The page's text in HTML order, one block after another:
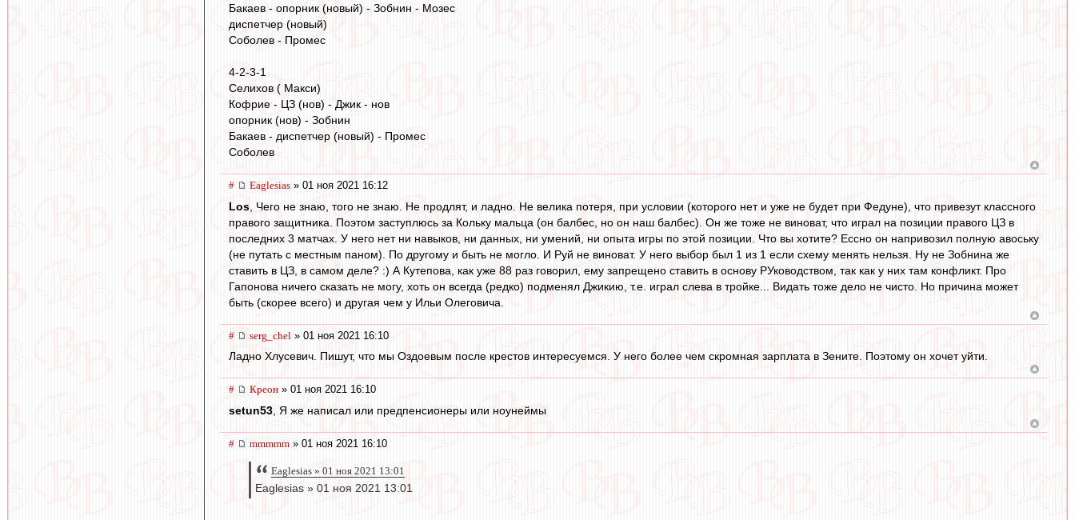
Бакаев - опорник (новый) - Зобнин - Мозес
диспетчер (новый)
Соболев - Промес
4-2-3-1
Селихов ( Макси)
Кофрие - ЦЗ (нов) - Джик - нов
опорник (нов) - Зобнин
Бакаев - диспетчер (новый) - Промес
Соболев
# Eaglesias » 01 ноя 2021 16:12
Los , Чего не знаю, того не знаю. Не продлят, и ладно. Не велика потеря, при условии (которого нет и уже не будет при Федуне), что привезут классного
правого защитника. Поэтом заступлюсь за Кольку мальца (он балбес, но он наш балбес). Он же тоже не виноват, что играл на позиции правого ЦЗ в
последних 3 матчах. У него нет ни навыков, ни данных, ни умений, ни опыта игры по этой позиции. Что вы хотите? Ессно он напривозил полную авоську
(не путать с местным паном). По другому и быть не могло. И Руй не виноват. У него выбор был 1 из 1 если схему менять нельзя. Ну не Зобнина же
ставить в ЦЗ, в самом деле? :) А Кутепова, как уже 88 раз говорил, ему запрещено ставить в основу РУководством, так как у них там конфликт. Про
Гапонова ничего сказать не могу, хоть он всегда (редко) подменял Джикию, т.е. играл слева в тройке... Видать тоже дело не чисто. Но причина может
быть (скорее всего) и другая чем у Ильи Олеговича.
# serg_chel » 01 ноя 2021 16:10
Ладно Хлусевич. Пишут, что мы Оздоевым после крестов интересуемся. У него более чем скромная зарплата в Зените. Поэтому он хочет уйти.
# Креон » 01 ноя 2021 16:10
setun53 , Я же написал или предпенсионеры или ноунеймы
# mmmmm » 01 ноя 2021 16:10
Eaglesias » 01 ноя 2021 13:01
Eaglesias » 01 ноя 2021 13:01